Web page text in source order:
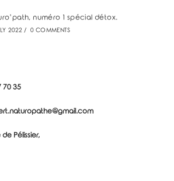
numéro 1 spécial détox.
2022 / 0 COMMENTS
70 35
Pélissier,